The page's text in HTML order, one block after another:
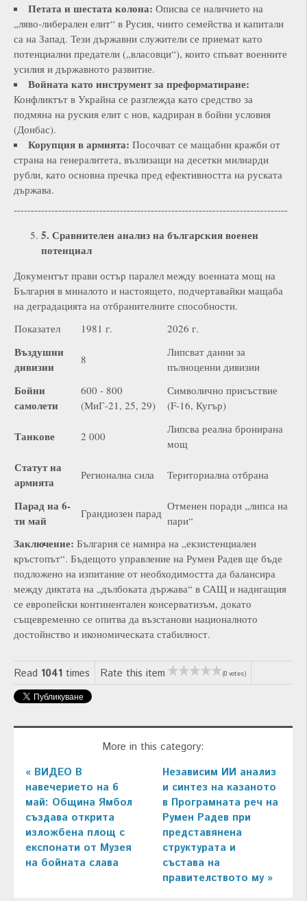
Петата и шестата колона: Описва се наличието на
„ляво-либерален елит“ в Русия, чиито семейства и капитали
са на Запад. Тези държавни служители се приемат като
потенциални предатели („власовци“), които спъват военните
усилия и държавното развитие.
Войната като инструмент за преформатиране:
Конфликтът в Украйна се разглежда като средство за
подмяна на руския елит с нов, кадриран в бойни условия
(Донбас).
Корупция в армията: Посочват се мащабни кражби от
страна на генералитета, възлизащи на десетки милиарди
рубли, като основна пречка пред ефективността на руската
държава.
--------------------------------------------------------------------------------
5. Сравнителен анализ на българския военен
потенциал
Документът прави остър паралел между военната мощ на
България в миналото и настоящето, подчертавайки мащаба
на деградацията на отбранителните способности.
Показател
1981 г. 2026 г.
Въздушни
дивизии
8
Липсват данни за
пълноценни дивизии
Бойни
самолети
600 - 800
(МиГ-21, 25, 29)
Символично присъствие
(F-16, Кугър)
Танкове 2 000
Липсва реална бронирана
мощ
Статут на
армията
Регионална сила Териториална отбрана
Парад на 6-
ти май
Грандиозен парад
Отменен поради „липса на
пари“
Заключение: България се намира на „екзистенциален
кръстопът“. Бъдещото управление на Румен Радев ще бъде
подложено на изпитание от необходимостта да балансира
между диктата на „дълбоката държава“ в САЩ и надигащия
се европейски континентален консерватизъм, докато
същевременно се опитва да възстанови националното
достойнство и икономическата стабилност.
Read 1041 times Rate this item (0 votes)
More in this category:
« ВИДЕО В
навечерието на 6
май: Община Ямбол
създава открита
изложбена площ с
експонати от Музея
на бойната слава
Независим ИИ анализ
и синтез на казаното
в Програмната реч на
Румен Радев при
представянена
структурата и
състава на
правителството му »